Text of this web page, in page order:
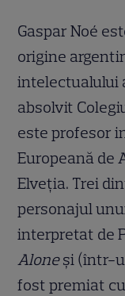
Gaspar Noé
origine
intelectualului
absolvit
este profesor
Europeană de
Elveția. Trei
personajul
interpretat de
Aloneși (într-
fost premiat